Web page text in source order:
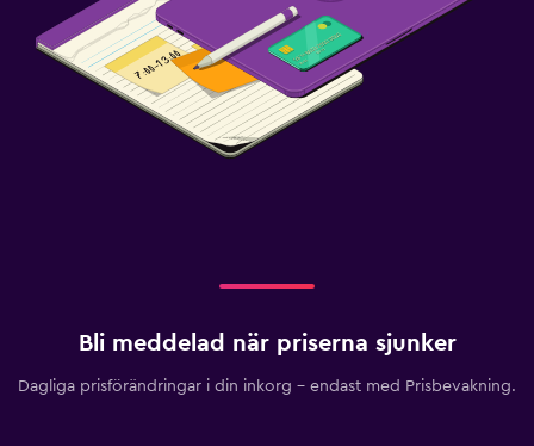
Bli meddelad när priserna sjunker
Dagliga prisförändringar i din inkorg – endast med Prisbevakning.